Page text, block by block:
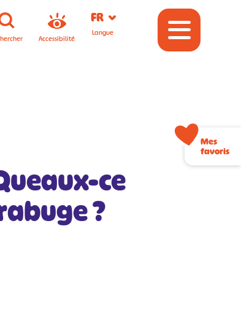
Accessibilité
FR
Langue
ce
?
Mes
favoris